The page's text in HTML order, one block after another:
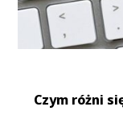
Czym różni